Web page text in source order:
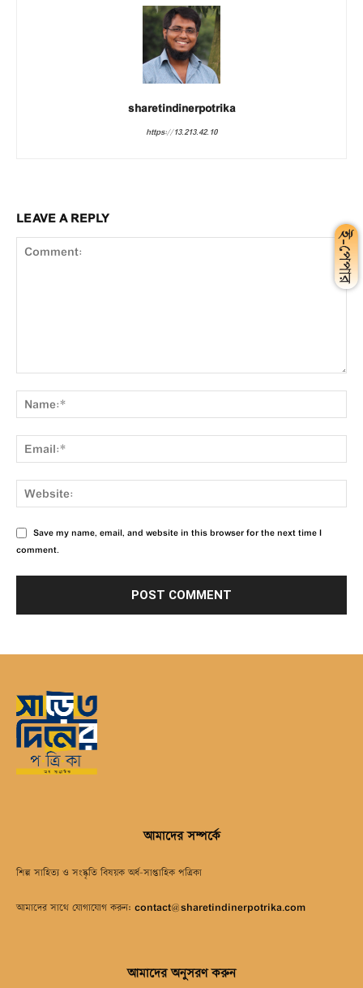
sharetindinerpotrika
https://13.213.42.10
LEAVE A REPLY
Save my name, email, and website in this browser for the next time I
comment.
আমাদের সম্পর্কে
শিল্প সাহিত্য ও সংস্কৃতি বিষয়ক অর্ধ-সাপ্তাহিক পত্রিকা
আমাদের সাথে যোগাযোগ করুন: contact@sharetindinerpotrika.com
আমাদের অনুসরণ করুন